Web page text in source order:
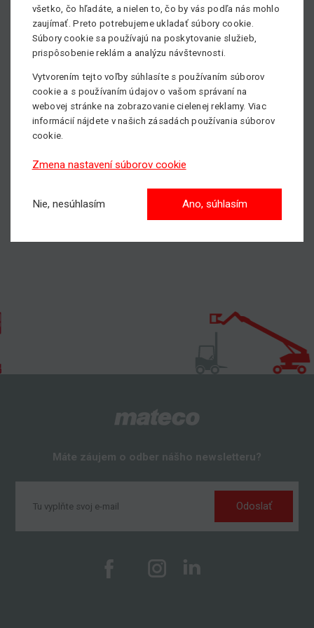
Servisné školenie GENIE
Školenie IPAF
Viac informácií o školení pre obsluhu plošín nájdete
Potrebujete zaškoliť Vašich zamestnancov, prípadne sa
informovať o priebehu školenia?
Neváhajte kontaktovať našich obchodných zástupcov,
všetky kontakty nájdete
Pošlite nám nezáväzný dopyt pre školenie plošín
S nami dosiahnete vyššie!
Máte záujem o odber nášho newsletteru?
Odoslať
všetko, čo hľadáte, a nielen to, čo by vás podľa nás mohlo
zaujímať. Preto potrebujeme ukladať súbory cookie.
Súbory cookie sa používajú na poskytovanie služieb,
prispôsobenie reklám a analýzu návštevnosti.
Vytvorením tejto voľby súhlasíte s používaním súborov
cookie a s používaním údajov o vašom správaní na
webovej stránke na zobrazovanie cielenej reklamy. Viac
informácií nájdete v našich zásadách používania súborov
cookie.
Zmena nastavení súborov cookie
Nie, nesúhlasím Ano, súhlasím